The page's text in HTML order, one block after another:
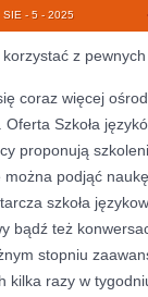
SIE - 5 - 2025
z
coraz więcej
Szkoła
proponują
podjąć
szkoła
bądź też
stopniu
kilka razy w